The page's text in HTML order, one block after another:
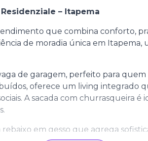
– Itapema
que combina conforto,
de moradia única em Itapema,
de garagem, perfeito para
oferece um living integrado
A sacada com churrasqueira é
em gesso que agrega